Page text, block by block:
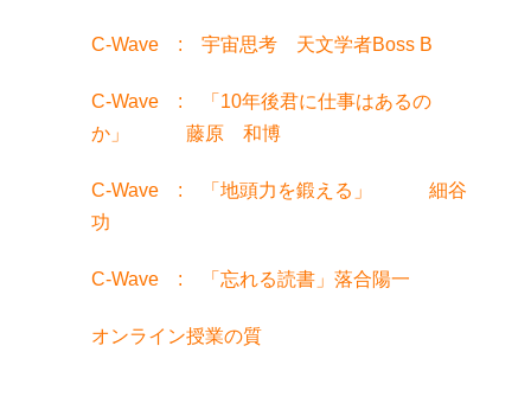
C-Wave : 宇宙思考 天文学者Boss B
C-Wave : 「10年後君に仕事はあるの
か」 藤原 和博
C-Wave : 「地頭力を鍛える」 細谷
功
C-Wave : 「忘れる読書」落合陽一
オンライン授業の質